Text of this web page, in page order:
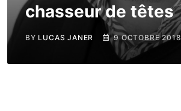
chasseur de têtes
BY LUCAS JANER 9 OCTOBRE 2018